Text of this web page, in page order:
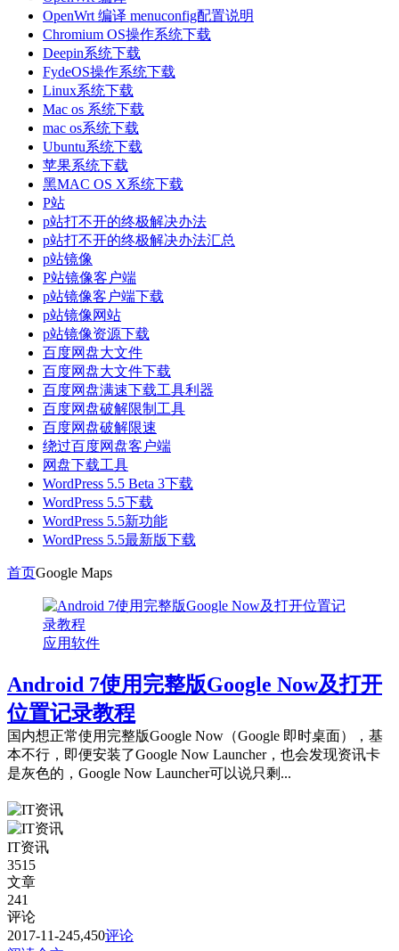
OpenWrt 编译 menuconfig配置说明
Chromium OS操作系统下载
Deepin系统下载
FydeOS操作系统下载
Linux系统下载
Mac os 系统下载
mac os系统下载
Ubuntu系统下载
苹果系统下载
黑MAC OS X系统下载
P站
p站打不开的终极解决办法
p站打不开的终极解决办法汇总
p站镜像
P站镜像客户端
p站镜像客户端下载
p站镜像网站
p站镜像资源下载
百度网盘大文件
百度网盘大文件下载
百度网盘满速下载工具利器
百度网盘破解限制工具
百度网盘破解限速
绕过百度网盘客户端
网盘下载工具
WordPress 5.5 Beta 3下载
WordPress 5.5下载
WordPress 5.5新功能
WordPress 5.5最新版下载
首页Google Maps
应用软件
Android 7使用完整版Google Now及打开
位置记录教程
国内想正常使用完整版Google Now（Google 即时桌面），基
本不行，即便安装了Google Now Launcher，也会发现资讯卡
是灰色的，Google Now Launcher可以说只剩...
IT资讯
3515
文章
241
评论
2017-11-245,450评论